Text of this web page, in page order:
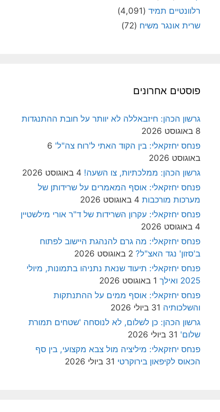
רלוונטיים תמיד (4,091)
שרית אונגר משיח (72)
פוסטים אחרונים
גרשון הכהן: חיזבאללה לא יוותר על חובת ההתנגדות
8 באוגוסט 2026
פנחס יחזקאלי: בין הקוד האתי ל'רוח צה"ל' 6
באוגוסט 2026
גרשון הכהן: ממלכתיות, צו השעה! 4 באוגוסט 2026
פנחס יחזקאלי: אוסף המאמרים על שרידותן של
מערכות מורכבות 4 באוגוסט 2026
פנחס יחזקאלי: עקרון השרידות של ד"ר אורי מילשטיין
4 באוגוסט 2026
פנחס יחזקאלי: מה גרם להנהגת היישוב לפתוח
ב'סזון' נגד האצ"ל? 2 באוגוסט 2026
פנחס יחזקאלי: תיעוד שנאת נתניהו בתמונות, מיולי
2025 ואילך
1 באוגוסט 2026
פנחס יחזקאלי: אוסף ממים על ההתנתקות
והשלכותיה 31 ביולי 2026
גרשון הכהן: כן לשלום, לא לנוסחה 'שטחים תמורת
שלום' 31 ביולי 2026
פנחס יחזקאלי: מיליציה מול צבא מקצועי, בין סף
הכאוס לקיפאון בירוקרטי 31 ביולי 2026